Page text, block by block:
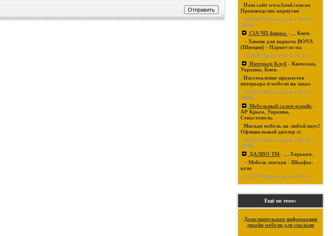
Наш сайт www.fand.com.ua
Производство корпусно
(24340 Просмотров с 10-03-
2008)
CIA ЧП фирма - , , Киев.
- Химия для паркета BONA
(Швеция) - Паркет из ма
(15400 Просмотров с 0-0-)
Интерьер Клуб - Киевская,
Украина, Киев.
Изготовление предметов
интерьера и мебели на заказ
(15020 Просмотров с 03-25-
2008)
Мебельный салон scandic -
АР Крым, Украина,
Севастополь.
Мягкая мебель на любой вкус!
Официальный диллер эс
(13351 Просмотров с 06-19-
2008)
ДАЛИО ТМ - , , Харьков.
- Мебель мягкая - Шкафы-
купе
(13275 Просмотров с 0-0-)
Ещё по теме:
Дополнительная информация
дизайн мебели для спальни